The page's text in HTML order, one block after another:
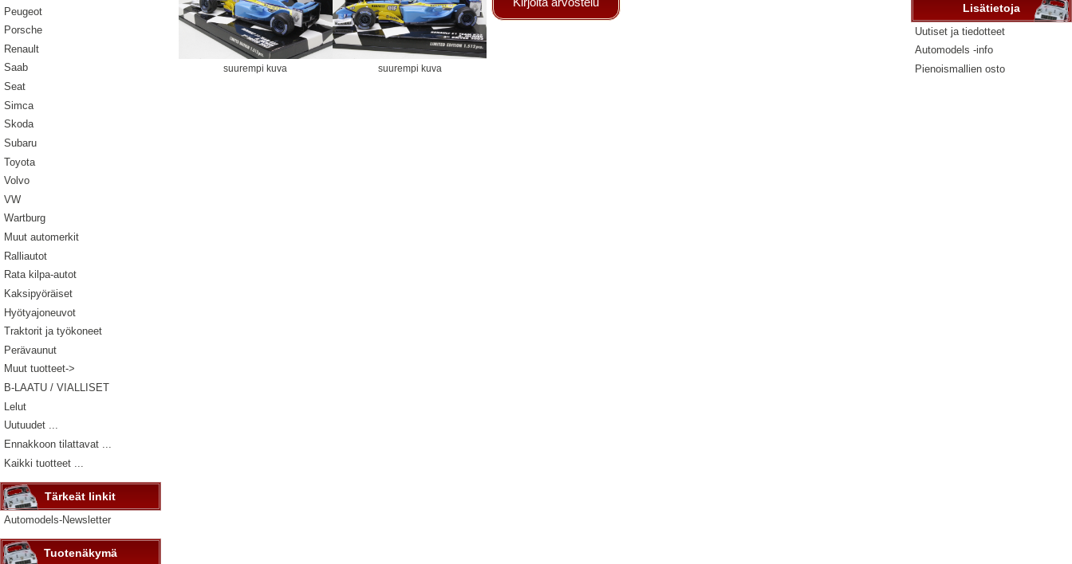
Peugeot
Porsche
Renault
Saab
Seat
Simca
Skoda
Subaru
Toyota
Volvo
VW
Wartburg
Muut automerkit
Ralliautot
Rata kilpa-autot
Kaksipyöräiset
Hyötyajoneuvot
Traktorit ja työkoneet
Perävaunut
Muut tuotteet->
B-LAATU / VIALLISET
Lelut
Uutuudet ...
Ennakkoon tilattavat ...
Kaikki tuotteet ...
Tärkeät linkit
Automodels-Newsletter
Tuotenäkymä
suurempi kuva suurempi kuva
Lisätietoja
Uutiset ja tiedotteet
Automodels -info
Pienoismallien osto